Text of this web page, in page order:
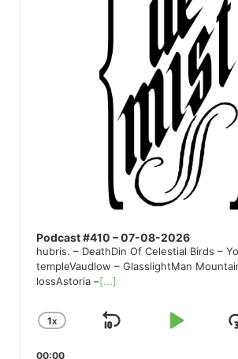
Podcast #410 – 07-08-2026
hubris. – DeathDin Of Celestial Birds –
templeVaudlow – GlasslightMan
lossAstoria –[...]
CHANGE
1X
SKIP
PLAY
00:00